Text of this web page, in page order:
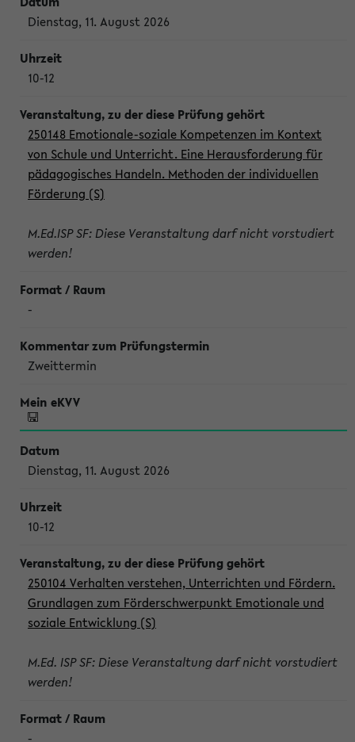
Dienstag, 11. August 2026
10-12
250148 Emotionale-soziale Kompetenzen im Kontext
von Schule und Unterricht. Eine Herausforderung für
pädagogisches Handeln. Methoden der individuellen
Förderung (S)
M.Ed.ISP SF: Diese Veranstaltung darf nicht vorstudiert
werden!
-
Zweittermin
Dienstag, 11. August 2026
10-12
250104 Verhalten verstehen, Unterrichten und Fördern.
Grundlagen zum Förderschwerpunkt Emotionale und
soziale Entwicklung (S)
M.Ed. ISP SF: Diese Veranstaltung darf nicht vorstudiert
werden!
-